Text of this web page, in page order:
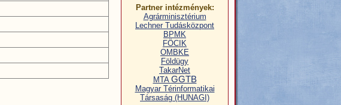
Partner intézmények:
Agrárminisztérium
Lechner Tudásközpont
BPMK
FÖCIK
OMBKE
Földügy
TakarNet
MTA GGTB
Magyar Térinformatikai
Társaság (HUNAGI)